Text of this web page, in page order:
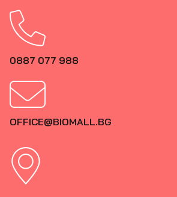
0887 077 988
OFFICE@BIOMALL.BG